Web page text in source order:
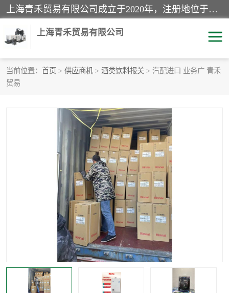
上海青禾贸易有限公司成立于2020年，注册地位于上海市宝山区。经营范围包括：机械设备、五金制品、劳防用品、电子产品、塑胶制品、家具、模具、纺织品、仪器仪表、建筑材料、装饰材料、化工产品、金属制品、机车配件等货物进出口报关、清关服务。
上海青禾贸易有限公司
当前位置： 首页 > 供应商机 > 酒类饮料报关 > 汽配进口 业务广 青禾
贸易
酒类饮料报关
进口退运报关 服装进口清关
进口杂货清关
家用电器报关 机床进口清关
国际灯具清关